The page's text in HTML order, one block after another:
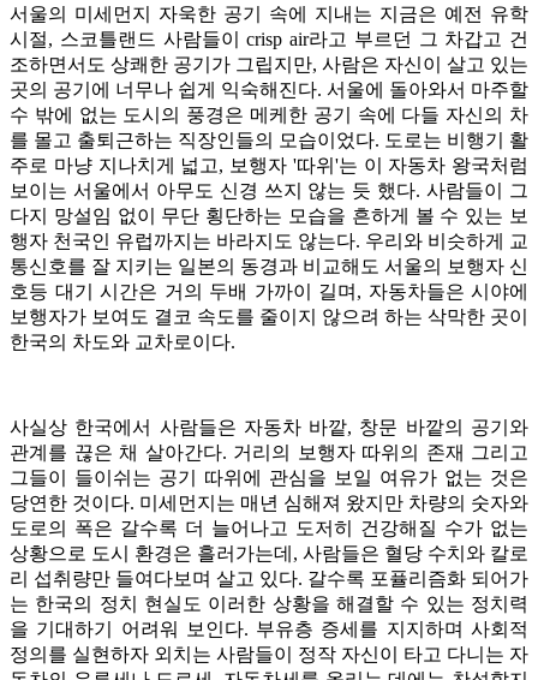
서울의 미세먼지 자욱한 공기 속에 지내는 지금은 예전 유학
시절, 스코틀랜드 사람들이 crisp air라고 부르던 그 차갑고 건
조하면서도 상쾌한 공기가 그립지만, 사람은 자신이 살고 있는
곳의 공기에 너무나 쉽게 익숙해진다. 서울에 돌아와서 마주할
수 밖에 없는 도시의 풍경은 메케한 공기 속에 다들 자신의 차
를 몰고 출퇴근하는 직장인들의 모습이었다. 도로는 비행기 활
주로 마냥 지나치게 넓고, 보행자 '따위'는 이 자동차 왕국처럼
보이는 서울에서 아무도 신경 쓰지 않는 듯 했다. 사람들이 그
다지 망설임 없이 무단 횡단하는 모습을 흔하게 볼 수 있는 보
행자 천국인 유럽까지는 바라지도 않는다. 우리와 비슷하게 교
통신호를 잘 지키는 일본의 동경과 비교해도 서울의 보행자 신
호등 대기 시간은 거의 두배 가까이 길며, 자동차들은 시야에
보행자가 보여도 결코 속도를 줄이지 않으려 하는 삭막한 곳이
한국의 차도와 교차로이다.
사실상 한국에서 사람들은 자동차 바깥, 창문 바깥의 공기와
관계를 끊은 채 살아간다. 거리의 보행자 따위의 존재 그리고
그들이 들이쉬는 공기 따위에 관심을 보일 여유가 없는 것은
당연한 것이다. 미세먼지는 매년 심해져 왔지만 차량의 숫자와
도로의 폭은 갈수록 더 늘어나고 도저히 건강해질 수가 없는
상황으로 도시 환경은 흘러가는데, 사람들은 혈당 수치와 칼로
리 섭취량만 들여다보며 살고 있다. 갈수록 포퓰리즘화 되어가
는 한국의 정치 현실도 이러한 상황을 해결할 수 있는 정치력
을 기대하기 어려워 보인다. 부유층 증세를 지지하며 사회적
정의를 실현하자 외치는 사람들이 정작 자신이 타고 다니는 자